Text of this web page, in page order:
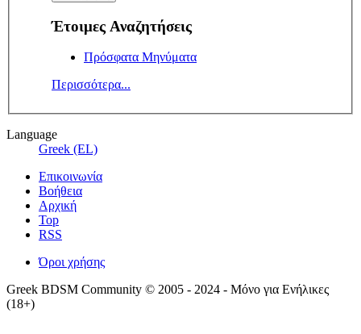
Έτοιμες Αναζητήσεις
Πρόσφατα Μηνύματα
Περισσότερα...
Language
Greek (EL)
Επικοινωνία
Βοήθεια
Αρχική
Top
RSS
Όροι χρήσης
Greek BDSM Community © 2005 - 2024 - Μόνο για Ενήλικες
(18+)